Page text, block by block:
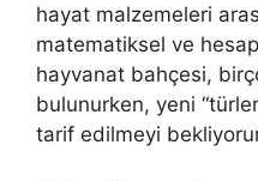
hayat malzemeleri
matematiksel ve
hayvanat bahçesi,
bulunurken, yeni
tarif edilmeyi